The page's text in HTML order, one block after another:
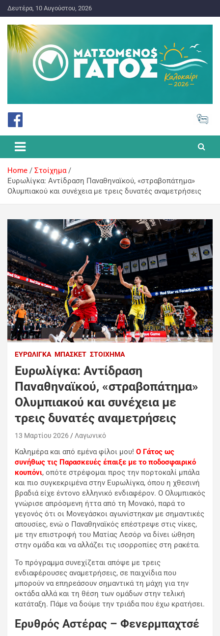
Δευτέρα, 10 Αυγούστου, 2026
Ματσωμένος Γάτος – Όλα για
το Στοίχημα
Home
Στοίχημα
Ευρωλίγκα: Αντίδραση Παναθηναϊκού, «στραβοπάτημα»
Ολυμπιακού και συνέχεια με τρεις δυνατές αναμετρήσεις
ΕΥΡΩΛΊΓΚΑ ΜΠΆΣΚΕΤ ΣΤΟΊΧΗΜΑ
Ευρωλίγκα: Αντίδραση
Παναθηναϊκού, «στραβοπάτημα»
Ολυμπιακού και συνέχεια με
τρεις δυνατές αναμετρήσεις
13 Μαρτίου 2026 Λαγωνικό
Καλημέρα και από εμένα φίλοι μου! Ο Γάτος ως
συνήθως τις Παρασκευές έπαιξε με το ποδοσφαιρικό
κουπόνι, οπότε στρέφομαι προς την πορτοκαλί μπάλα
και πιο συγκεκριμένα στην Ευρωλίγκα, όπου η χθεσινή
βραδιά είχε έντονο ελληνικό ενδιαφέρον. Ο Ολυμπιακός
γνώρισε απρόσμενη ήττα από τη Μονακό, παρά το
γεγονός ότι οι Μονεγάσκοι αγωνίστηκαν με σημαντικές
απουσίες, ενώ ο Παναθηναϊκός επέστρεψε στις νίκες,
με την επιστροφή του Ματίας Λεσόρ να δίνει ώθηση
στην ομάδα και να αλλάζει τις ισορροπίες στη ρακέτα.
Το πρόγραμμα συνεχίζεται απόψε με τρεις
ενδιαφέρουσες αναμετρήσεις, σε παιχνίδια που
μπορούν να επηρεάσουν σημαντικά τη μάχη για την
οκτάδα αλλά και τη θέση των ομάδων στην τελική
κατάταξη. Πάμε να δούμε την τριάδα που έχω κρατήσει.
Ερυθρός Αστέρας – Φενερμπαχτσέ